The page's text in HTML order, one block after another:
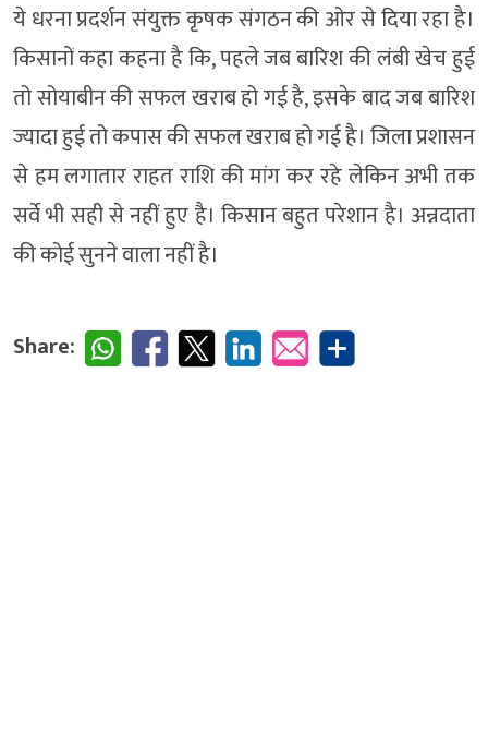
ये धरना प्रदर्शन संयुक्त कृषक संगठन की ओर से दिया रहा है।
किसानों कहा कहना है कि, पहले जब बारिश की लंबी खेच हुई
तो सोयाबीन की सफल खराब हो गई है, इसके बाद जब बारिश
ज्यादा हुई तो कपास की सफल खराब हो गई है। जिला प्रशासन
से हम लगातार राहत राशि की मांग कर रहे लेकिन अभी तक
सर्वे भी सही से नहीं हुए है। किसान बहुत परेशान है। अन्नदाता
की कोई सुनने वाला नहीं है।
Share: